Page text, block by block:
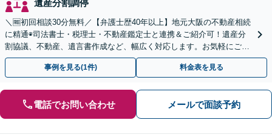
遺産分割調停
＼🆓初回相談30分無料／【弁護士歴40年以上】地元大阪の不動産相続
に精通◉司法書士・税理士・不動産鑑定士と連携＆ご紹介可！遺産分
割協議、不動産、遺言書作成など、幅広く対応します。お気軽にご相
談ください【南森町駅6分】
事例を見る(1件) 料金表を見る
電話でお問い合わせ メールで面談予約